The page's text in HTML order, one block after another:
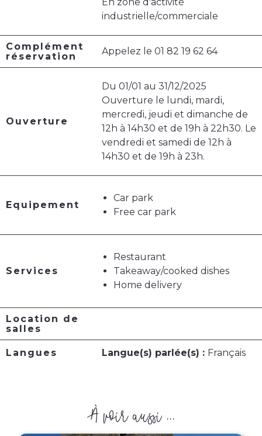
industrielle/commerciale
Complément
réservation
Appelez le 01 82 19 62 64
Ouverture
Du 01/01 au 31/12/2025
Ouverture le lundi, mardi,
mercredi, jeudi et dimanche de
12h à 14h30 et de 19h à 22h30. Le
vendredi et samedi de 12h à
14h30 et de 19h à 23h.
Equipement
Car park
Free car park
Services
Restaurant
Takeaway/cooked dishes
Home delivery
Location de
salles
Langues Langue(s) parlée(s) : Français
À voir aussi ...